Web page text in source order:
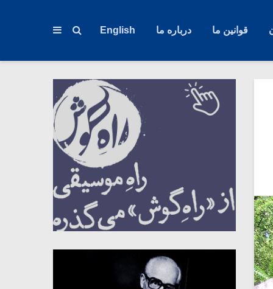
قوانین ما درباره ما English